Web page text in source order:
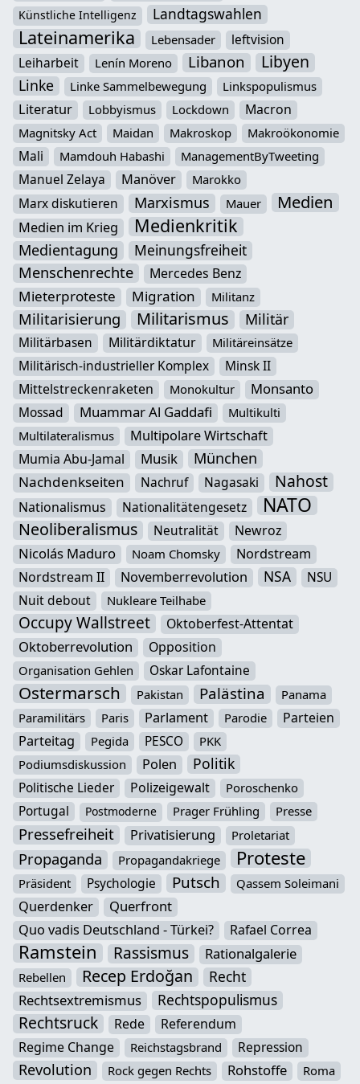
Künstliche Intelligenz Landtagswahlen
Lateinamerika Lebensader
leftvision
Leiharbeit
Lenín Moreno Libanon Libyen
Linke Linke Sammelbewegung Linkspopulismus
Literatur Lobbyismus Lockdown Macron
Magnitsky Act Maidan Makroskop Makroökonomie
Mali Mamdouh Habashi ManagementByTweeting
Manuel Zelaya Manöver Marokko
Marx diskutieren Marxismus Mauer Medien
Medien im Krieg Medienkritik
Medientagung Meinungsfreiheit
Menschenrechte Mercedes Benz
Mieterproteste Migration Militanz
Militarisierung Militarismus Militär
Militärbasen Militärdiktatur Militäreinsätze
Militärisch-industrieller Komplex
Minsk II
Mittelstreckenraketen
Monokultur Monsanto
Mossad Muammar Al Gaddafi
Multikulti
Multilateralismus
Multipolare Wirtschaft
Mumia Abu-Jamal
Musik München
Nachdenkseiten Nachruf Nagasaki Nahost
Nationalismus Nationalitätengesetz NATO
Neoliberalismus Neutralität Newroz
Nicolás Maduro Noam Chomsky
Nordstream
Nordstream II
Novemberrevolution NSA
NSU
Nuit debout
Nukleare Teilhabe
Occupy Wallstreet Oktoberfest-Attentat
Oktoberrevolution Opposition
Organisation Gehlen Oskar Lafontaine
Ostermarsch Pakistan Palästina
Panama
Paramilitärs
Paris Parlament Parodie
Parteien
Parteitag
Pegida PESCO
PKK
Podiumsdiskussion
Polen Politik
Politische Lieder Polizeigewalt Poroschenko
Portugal Postmoderne Prager Frühling Presse
Pressefreiheit Privatisierung Proletariat
Propaganda Propagandakriege Proteste
Präsident Psychologie Putsch Qassem Soleimani
Querdenker Querfront
Quo vadis Deutschland - Türkei? Rafael Correa
Ramstein Rassismus Rationalgalerie
Rebellen Recep Erdoğan Recht
Rechtsextremismus Rechtspopulismus
Rechtsruck Rede
Referendum
Regime Change
Reichstagsbrand Repression
Revolution Rock gegen Rechts Rohstoffe Roma